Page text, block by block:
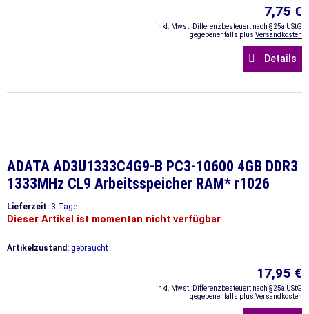
7,75 €
inkl. Mwst. Differenzbesteuert nach §25a UStG
gegebenenfalls plus Versandkosten
Details
ADATA AD3U1333C4G9-B PC3-10600 4GB DDR3
1333MHz CL9 Arbeitsspeicher RAM* r1026
Lieferzeit: 3 Tage
Dieser Artikel ist momentan nicht verfügbar
Artikelzustand: gebraucht
17,95 €
inkl. Mwst. Differenzbesteuert nach §25a UStG
gegebenenfalls plus Versandkosten